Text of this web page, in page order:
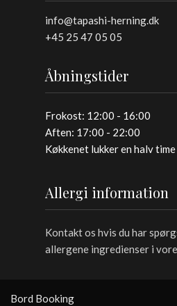
info@tapashi-herning.dk
+45 25 47 05 05
Åbningstider
Frokost: 12:00 - 16:00
Aften: 17:00 - 22:00
Køkkenet lukker en halv
Allergi information
Kontakt os hvis du har
allergene ingredienser i
Bord Booking